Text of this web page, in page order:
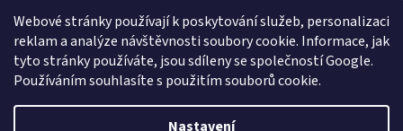
Webové stránky používají k poskytování služeb, personalizaci
reklam a analýze návštěvnosti soubory cookie. Informace, jak
tyto stránky používáte, jsou sdíleny se společností Google.
Používáním souhlasíte s použitím souborů cookie.
Nastavení